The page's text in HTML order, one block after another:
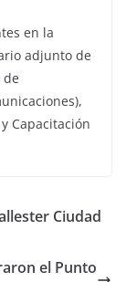
en la
adjunto de
de
Capacitación
Ciudad
el Punto